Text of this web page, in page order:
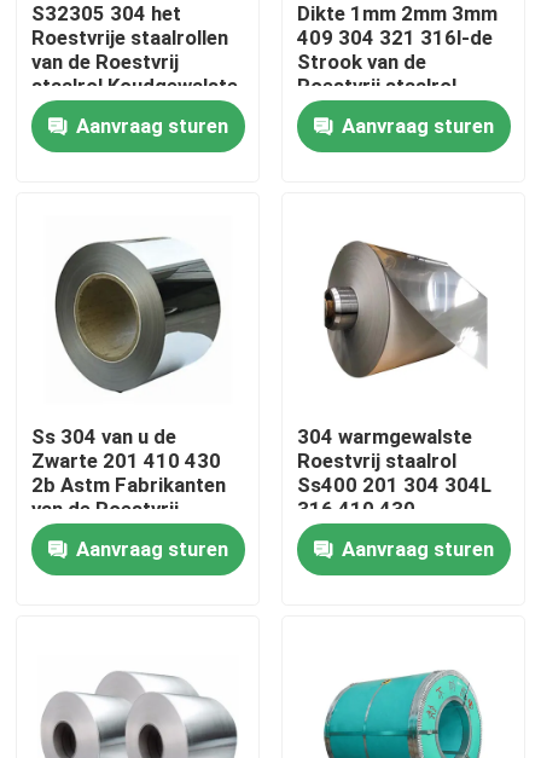
Huis
Producten
Fabrieksreis
Kwaliteitscontrole
Contact de V.S.
Nieuws
roestvrij staal om buis
het blad van de roestvrij staalplaat
S32305 304 het
Roestvrije staalrollen
van de Roestvrij
staalrol Koudgewalste
Spiegel
Aanvraag sturen
Dikte 1mm 2mm 3mm
409 304 321 316l-de
Strook van de
Roestvrij staalrol
Aanvraag sturen
Ss 304 van u de
Zwarte 201 410 430
2b Astm Fabrikanten
van de Roestvrij
staalrol
Aanvraag sturen
304 warmgewalste
Roestvrij staalrol
Ss400 201 304 304L
316 410 430
Aanvraag sturen